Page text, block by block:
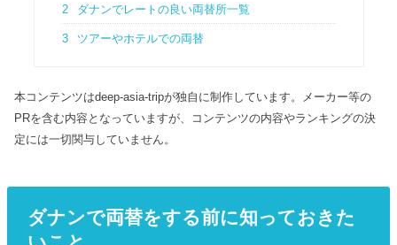
2 ダナンでレートの良い両替所一覧
3 ツアーやホテルでの両替
本コンテンツはdeep-asia-tripが独自に制作しています。メーカー等の
PRを含む内容となっていますが、コンテンツの内容やランキングの決
定には一切関与していません。
ダナンで両替をする前に知っておきた